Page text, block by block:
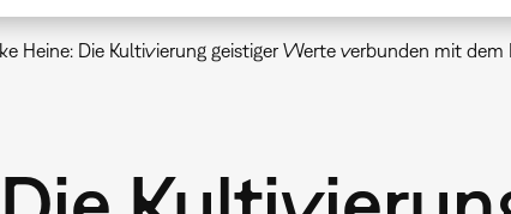
Heine: Die Kultivierung geistiger Werte verbunden mit dem